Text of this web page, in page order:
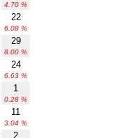
4.70 %
22
6.08 %
29
8.00 %
24
6.63 %
1
0.28 %
11
3.04 %
2